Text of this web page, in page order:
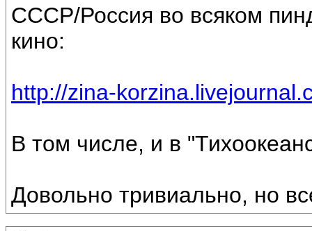
СССР/Россия во всяком
кино:
http://zina-
В том числе, и в
Довольно тривиально, но